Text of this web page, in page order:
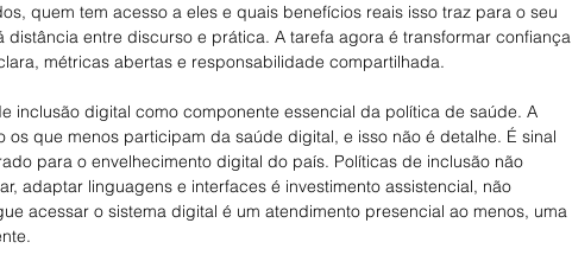
quem tem acesso a eles e quais benefícios reais isso traz para o seu
entre discurso e prática. A tarefa agora é transformar confiança
métricas abertas e responsabilidade compartilhada.
inclusão digital como componente essencial da política de saúde. A
os que menos participam da saúde digital, e isso não é detalhe. É sinal
para o envelhecimento digital do país. Políticas de inclusão não
adaptar linguagens e interfaces é investimento assistencial, não
acessar o sistema digital é um atendimento presencial ao menos, uma